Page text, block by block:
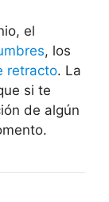
el
, los
retracto. La
si te
de algún